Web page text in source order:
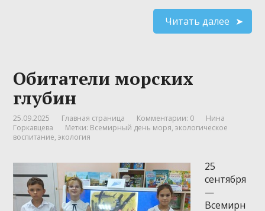
Читать далее
Обитатели морских
глубин
25.09.2025 Главная страница Комментарии: 0
Нина
Горкавцева
Метки: Всемирный день моря,экологическое
воспитание,экология
25
сентября
—
Всемирн